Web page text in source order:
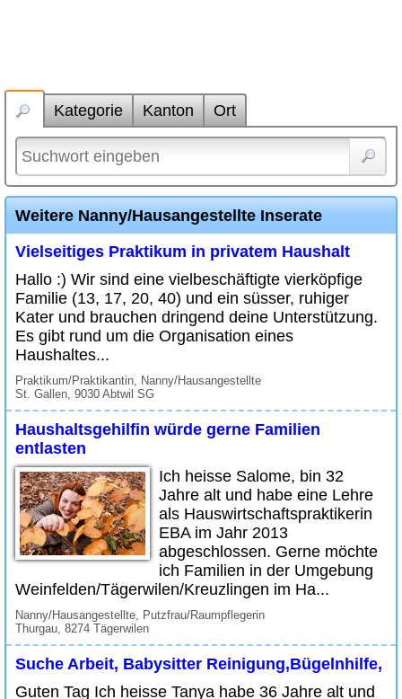
Kategorie Kanton Ort
Weitere Nanny/Hausangestellte Inserate
Vielseitiges Praktikum in privatem Haushalt
Hallo :) Wir sind eine vielbeschäftigte vierköpfige
Familie (13, 17, 20, 40) und ein süsser, ruhiger
Kater und brauchen dringend deine Unterstützung.
Es gibt rund um die Organisation eines
Haushaltes...
Praktikum/Praktikantin, Nanny/Hausangestellte
St. Gallen, 9030 Abtwil SG
Haushaltsgehilfin würde gerne Familien
entlasten
Ich heisse Salome, bin 32
Jahre alt und habe eine Lehre
als Hauswirtschaftspraktikerin
EBA im Jahr 2013
abgeschlossen. Gerne möchte
ich Familien in der Umgebung
Weinfelden/Tägerwilen/Kreuzlingen im Ha...
Nanny/Hausangestellte, Putzfrau/Raumpflegerin
Thurgau, 8274 Tägerwilen
Suche Arbeit, Babysitter Reinigung,Bügelnhilfe,
Guten Tag Ich heisse Tanya habe 36 Jahre alt und